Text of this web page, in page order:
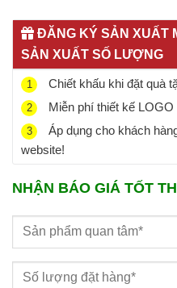
ĐĂNG KÝ SẢN XUẤT
SẢN XUẤT SỐ LƯỢNG
1 Chiết khấu khi đặt quà
2 Miễn phí thiết kế
3
Áp dụng cho khách
website!
NHẬN BÁO GIÁ TỐT